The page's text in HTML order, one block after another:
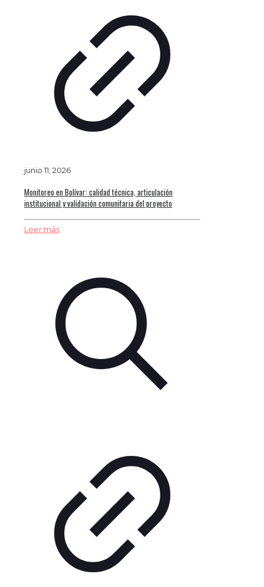
junio 11, 2026
Monitoreo en Bolívar: calidad técnica, articulación
institucional y validación comunitaria del proyecto
Leer más